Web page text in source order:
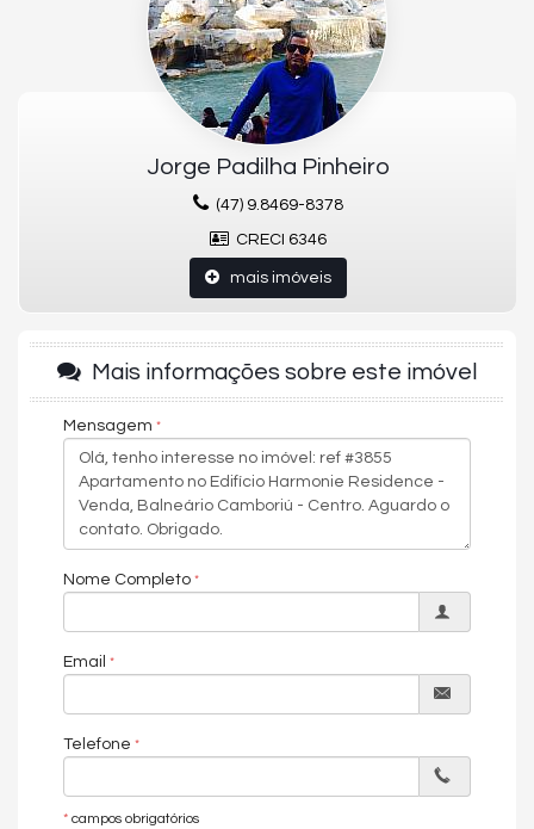
304.7m²Área total
Acabamento em gesso
Aquecimento a Gás
Banheiro de Serviço
Fechadura com senha na porta de entrada
Infraestrutura para água quente
Internet
Porcelanato
Sala de Estar
Sala de jantar
Vista Panorâmica
Cozinha com:
Churrasqueira à carvão
4 suítes
Brinquedoteca
Espaço gourmet
Estar Social
Guarita de segurança
Hidromassagem na piscina
Interfone
Jorge Padilha Pinheiro
(47) 9.8469-8378
CRECI 6346
mais imóveis
Mais informações sobre este imóvel
Mensagem
Nome Completo
Email
Telefone
* campos obrigatórios